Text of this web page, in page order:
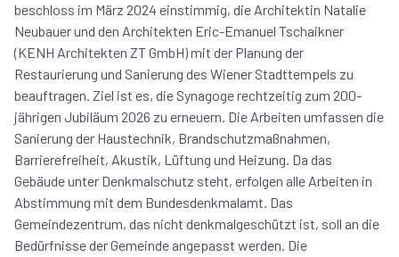
beschloss im März 2024 einstimmig, die Architektin Natalie
Neubauer und den Architekten Eric-Emanuel Tschaikner
(KENH Architekten ZT GmbH) mit der Planung der
Restaurierung und Sanierung des Wiener Stadttempels zu
beauftragen. Ziel ist es, die Synagoge rechtzeitig zum 200-
jährigen Jubiläum 2026 zu erneuern. Die Arbeiten umfassen die
Sanierung der Haustechnik, Brandschutzmaßnahmen,
Barrierefreiheit, Akustik, Lüftung und Heizung. Da das
Gebäude unter Denkmalschutz steht, erfolgen alle Arbeiten in
Abstimmung mit dem Bundesdenkmalamt. Das
Gemeindezentrum, das nicht denkmalgeschützt ist, soll an die
Bedürfnisse der Gemeinde angepasst werden. Die